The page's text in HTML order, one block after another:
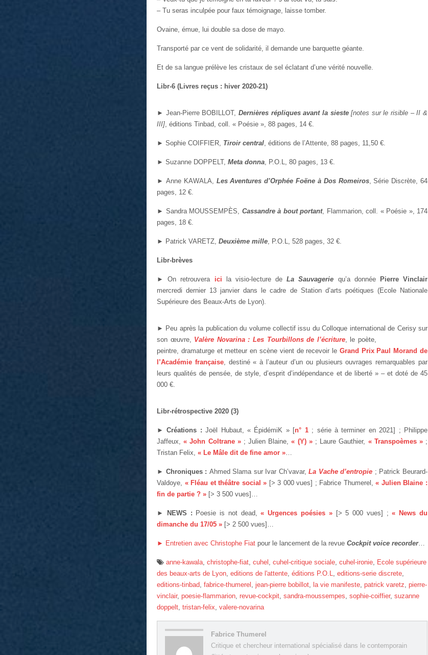
– Tu seras inculpée pour faux témoignage, laisse tomber.
Ovaine, émue, lui double sa dose de mayo.
Transporté par ce vent de solidarité, il demande une barquette géante.
Et de sa langue prélève les cristaux de sel éclatant d’une vérité nouvelle.
Libr-6 (Livres reçus : hiver 2020-21)
► Jean-Pierre BOBILLOT, Dernières répliques avant la sieste [notes sur le risible – II &
III] , éditions Tinbad, coll. « Poésie », 88 pages, 14 €.
► Sophie COIFFIER, Tiroir central , éditions de l’Attente, 88 pages, 11,50 €.
► Suzanne DOPPELT, Meta donna , P.O.L, 80 pages, 13 €.
► Anne KAWALA, Les Aventures d’Orphée Foëne à Dos Romeiros, Série Discrète, 64
pages, 12 €.
► Sandra MOUSSEMPÈS, Cassandre à bout portant, Flammarion, coll. « Poésie », 174
pages, 18 €.
► Patrick VARETZ, Deuxième mille , P.O.L, 528 pages, 32 €.
Libr-brèves
►On retrouvera ici la visio-lecture deLa Sauvagerie qu’a donnée Pierre Vinclair
mercredi dernier 13 janvier dans le cadre de Station d’arts poétiques (Ecole Nationale
Supérieure des Beaux-Arts de Lyon).
► Peu après la publication du volume collectif issu du Colloque international de Cerisy sur
son œuvre, Valère Novarina : Les Tourbillons de l’écriture, le poète,
peintre, dramaturge et metteur en scène vient de recevoir le Grand Prix Paul Morand de
l’Académie française, destiné « à l’auteur d’un ou plusieurs ouvrages remarquables par
leurs qualités de pensée, de style, d’esprit d’indépendance et de liberté » – et doté de 45
000 €.
Libr-rétrospective 2020 (3)
► Créations :Joël Hubaut, « ÉpidémiK » [n° 1; série à terminer en 2021] ; Philippe
Jaffeux,« John Coltrane »; Julien Blaine,« (Y) »; Laure Gauthier, « Transpoèmes » ;
Tristan Felix, « Le Mâle dit de fine amor »
► Chroniques : Ahmed Slama sur Ivar Ch’vavar,La Vache d’entropie ; Patrick Beurard-
Valdoye, « Fléau et théâtre social » [> 3 000 vues] ; Fabrice Thumerel,« Julien Blaine :
fin de partie ? » [> 3 500 vues]…
► NEWS : Poesie is not dead,« Urgences poésies »[> 5 000 vues] ;« News du
dimanche du 17/05 » [> 2 500 vues]…
► Entretien avec Christophe Fiat pour le lancement de la revue Cockpit voice recorder…
anne-kawala christophe-fiat cuhel cuhel-critique sociale cuhel-ironie Ecole supérieure
des beaux-arts de Lyon editions de l'attente éditions P.O.L editions-serie discrete
editions-tinbad fabrice-thumerel jean-pierre bobillot la vie manifeste patrick varetz pierre-
vinclair, poesie-flammarion revue-cockpit sandra-moussempes sophie-coiffier, suzanne
doppelt tristan-felix valere-novarina
Fabrice Thumerel
Critique et chercheur international spécialisé dans le contemporain